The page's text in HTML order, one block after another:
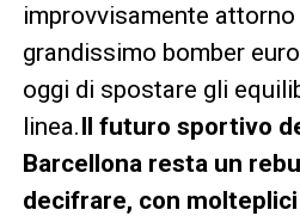
improvvisamente
grandissimo bomber
oggi di spostare gli
linea.Il futuro sportivo
Barcellona resta un
decifrare, con